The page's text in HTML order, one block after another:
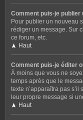
Comment puis-je publier
Pour publier un nouveau
rédiger un message. Sur
ce forum, etc.
Haut
Comment puis-je éditer
À moins que vous ne
temps après que le
texte n’apparaîtra pas
leur propre message si
Haut